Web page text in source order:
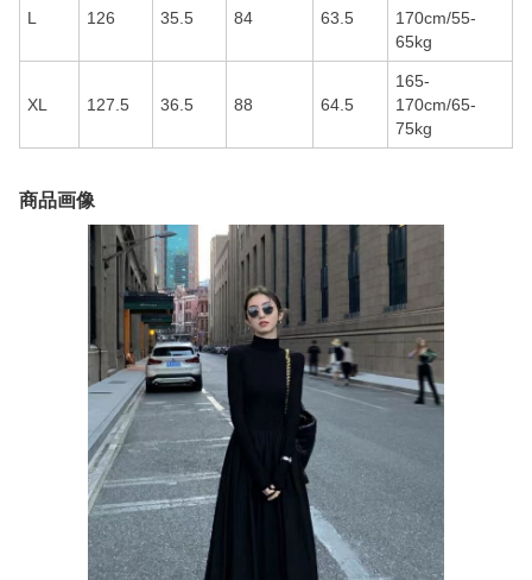
L 126 35.5 84 63.5
170cm/55-
65kg
XL 127.5 36.5 88 64.5
165-
170cm/65-
75kg
商品画像